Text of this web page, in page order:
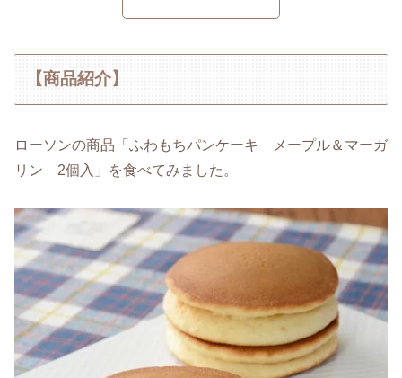
【商品紹介】
ローソンの商品「ふわもちパンケーキ メープル＆マーガ
リン 2個入」を食べてみました。